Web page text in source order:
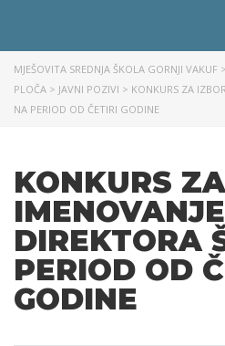
MJEŠOVITA SREDNJA ŠKOLA GORNJI VAKUF >
PLOČA > JAVNI POZIVI > KONKURS ZA
NA PERIOD OD ČETIRI GODINE
KONKURS
IMENOVANJE
DIREKTORA
PERIOD OD
GODINE